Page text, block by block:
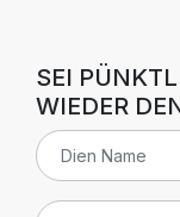
SEI
WIEDER